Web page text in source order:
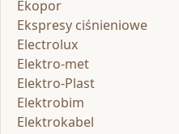
Ekopor
Ekspresy ciśnieniowe
Electrolux
Elektro-met
Elektro-Plast
Elektrobim
Elektrokabel